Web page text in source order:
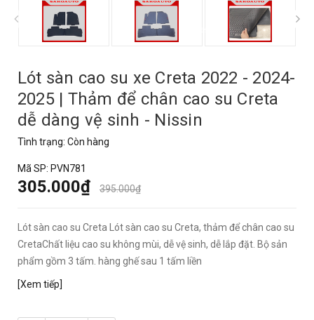
Lót sàn cao su xe Creta 2022 - 2024-
2025 | Thảm để chân cao su Creta
dễ dàng vệ sinh - Nissin
Tình trạng: Còn hàng
Mã SP: PVN781
305.000₫ 395.000₫
Lót sàn cao su Creta Lót sàn cao su Creta, thảm để chân cao su
CretaChất liệu cao su không mùi, dễ vệ sinh, dễ lắp đặt. Bộ sản
phẩm gồm 3 tấm. hàng ghế sau 1 tấm liền
[Xem tiếp]